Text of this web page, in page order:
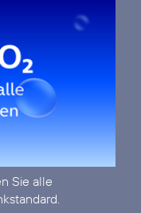
Sie alle